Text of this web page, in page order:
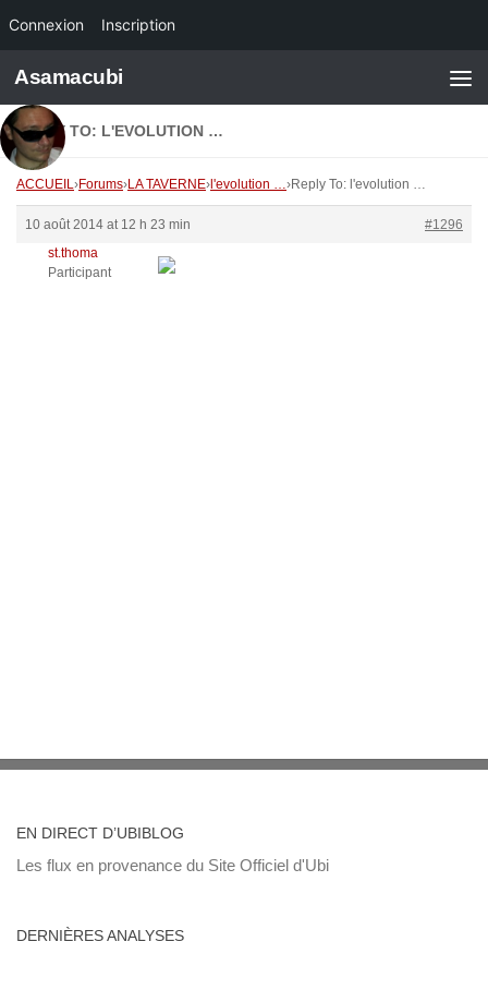
Connexion Inscription
Skip to content
Asamacubi
REPLY TO: L'EVOLUTION …
ACCUEIL›Forums›LA TAVERNE› l'evolution …›Reply To: l'evolution …
10 août 2014 at 12 h 23 min
#1296
st.thoma
Participant
EN DIRECT D’UBIBLOG
Les flux en provenance du Site Officiel d'Ubi
DERNIÈRES ANALYSES